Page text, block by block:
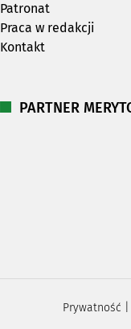
Patronat
Praca w redakcji
Kontakt
PARTNER
Prywatność